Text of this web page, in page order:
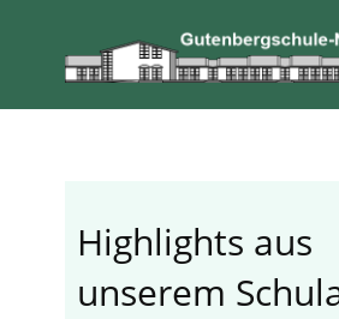
Highlights aus
unserem